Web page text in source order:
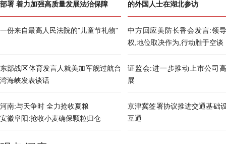
部署 着力加强高质量发展法治保障
的外国人士在湖北参访
一份来自最高人民法院的"儿童节礼物"
中方回应美防长香会发言:领
权,地位取决作为,行动胜于空谈
东部战区体育发言人就美加军舰过航台
湾海峡发表谈话
证监会:进一步推动上市公司
展
河南:与天争时 全力抢收夏粮
安徽阜阳:抢收小麦确保颗粒归仓
京津冀签署协议推进交通基础
互通